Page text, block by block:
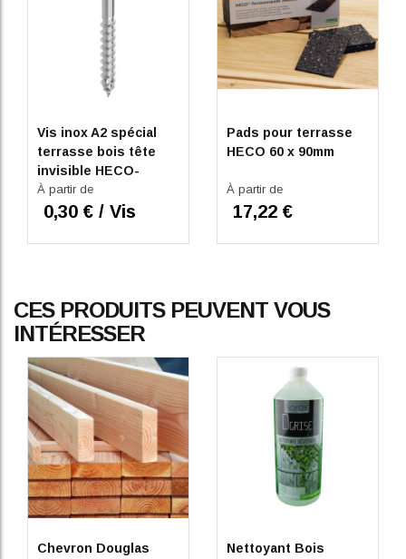
Vis inox A2 spécial
terrasse bois tête
invisible HECO-
TOPIX-plus Boite de
200 pièces
À partir de
0,30 € / Vis
Pads pour terrasse
HECO 60 x 90mm
À partir de
17,22 €
CES PRODUITS PEUVENT VOUS
INTÉRESSER
Chevron Douglas
Nettoyant Bois